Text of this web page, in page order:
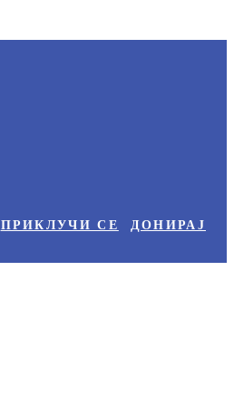
ДОНИРАЈ
ПРИКЛУЧИ СЕ